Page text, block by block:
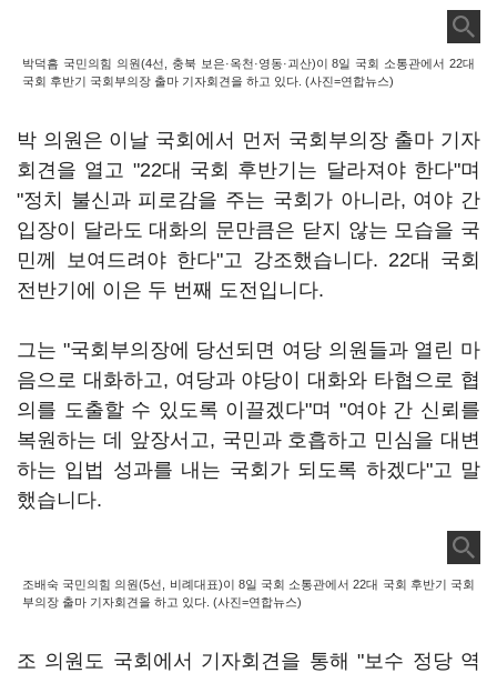
박덕흠 국민의힘 의원(4선, 충북 보은·옥천·영동·괴산)이 8일 국회 소통관에서 22대
국회 후반기 국회부의장 출마 기자회견을 하고 있다. (사진=연합뉴스)
박 의원은 이날 국회에서 먼저 국회부의장 출마 기자
회견을 열고 "22대 국회 후반기는 달라져야 한다"며
"정치 불신과 피로감을 주는 국회가 아니라, 여야 간
입장이 달라도 대화의 문만큼은 닫지 않는 모습을 국
민께 보여드려야 한다"고 강조했습니다. 22대 국회
전반기에 이은 두 번째 도전입니다.
그는 "국회부의장에 당선되면 여당 의원들과 열린 마
음으로 대화하고, 여당과 야당이 대화와 타협으로 협
의를 도출할 수 있도록 이끌겠다"며 "여야 간 신뢰를
복원하는 데 앞장서고, 국민과 호흡하고 민심을 대변
하는 입법 성과를 내는 국회가 되도록 하겠다"고 말
했습니다.
조배숙 국민의힘 의원(5선, 비례대표)이 8일 국회 소통관에서 22대 국회 후반기 국회
부의장 출마 기자회견을 하고 있다. (사진=연합뉴스)
조 의원도 국회에서 기자회견을 통해 "보수 정당 역